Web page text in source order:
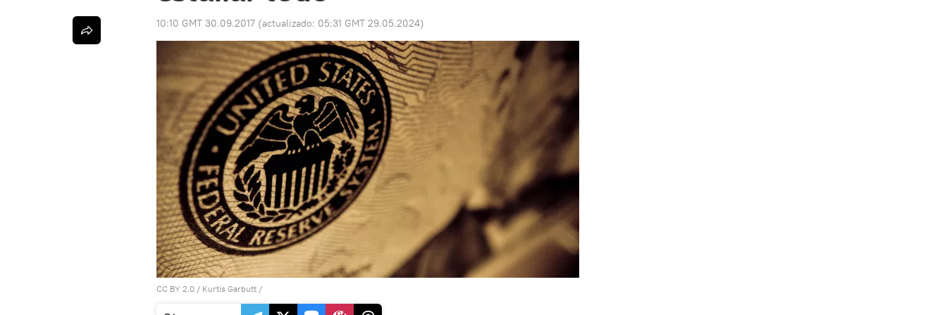
10:10 GMT 30.09.2017 (actualizado: 05:31 GMT 29.05.2024)
CC BY 2.0 / Kurtis Garbutt /